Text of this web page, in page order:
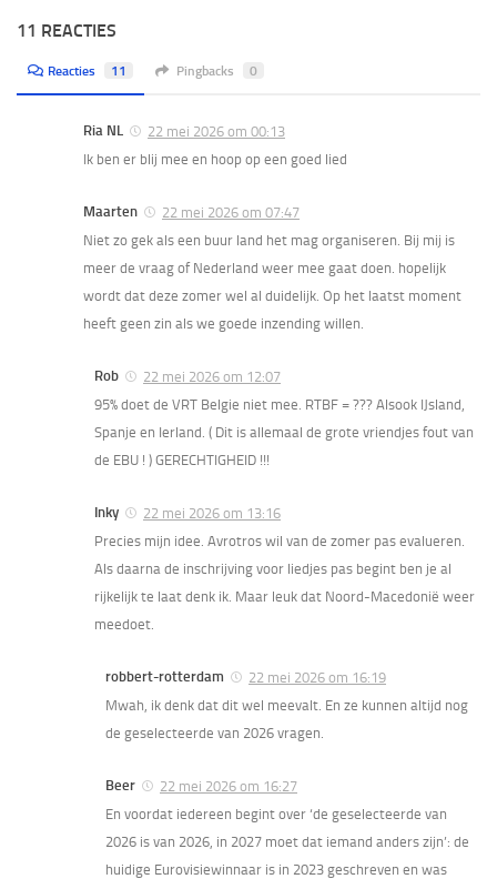
11 REACTIES
Reacties 11 Pingbacks 0
Ria NL
22 mei 2026 om 00:13
Ik ben er blij mee en hoop op een goed lied
Maarten
22 mei 2026 om 07:47
Niet zo gek als een buur land het mag organiseren. Bij mij is
meer de vraag of Nederland weer mee gaat doen. hopelijk
wordt dat deze zomer wel al duidelijk. Op het laatst moment
heeft geen zin als we goede inzending willen.
Rob
22 mei 2026 om 12:07
95% doet de VRT Belgie niet mee. RTBF = ??? Alsook IJsland,
Spanje en Ierland. ( Dit is allemaal de grote vriendjes fout van
de EBU ! ) GERECHTIGHEID !!!
Inky
22 mei 2026 om 13:16
Precies mijn idee. Avrotros wil van de zomer pas evalueren.
Als daarna de inschrijving voor liedjes pas begint ben je al
rijkelijk te laat denk ik. Maar leuk dat Noord-Macedonië weer
meedoet.
robbert-rotterdam
22 mei 2026 om 16:19
Mwah, ik denk dat dit wel meevalt. En ze kunnen altijd nog
de geselecteerde van 2026 vragen.
Beer
22 mei 2026 om 16:27
En voordat iedereen begint over ‘de geselecteerde van
2026 is van 2026, in 2027 moet dat iemand anders zijn’: de
huidige Eurovisiewinnaar is in 2023 geschreven en was